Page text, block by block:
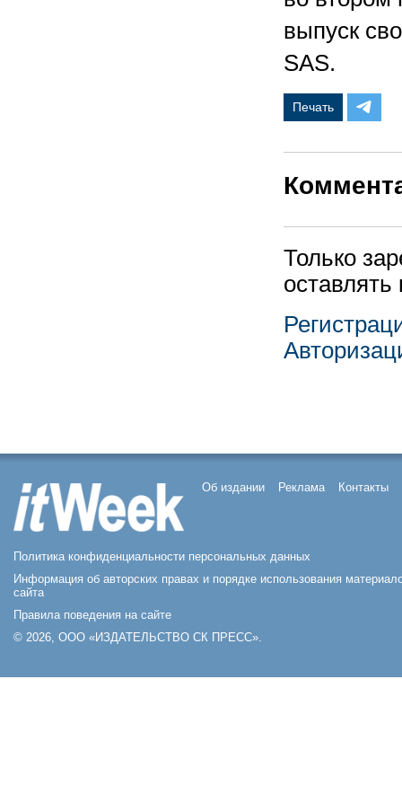
выпуск
SAS.
Печать
Только
Об издании Реклама Контакты
Политика конфиденциальности персональных данных
Информация об авторских правах и порядке использования
сайта
Правила поведения на сайте
© 2026, ООО «ИЗДАТЕЛЬСТВО СК ПРЕСС».